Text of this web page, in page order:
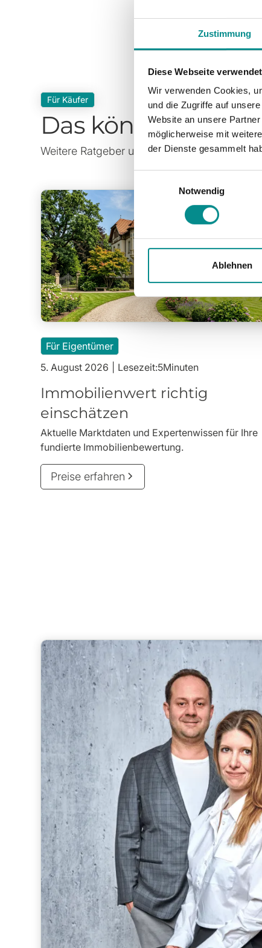
Zustimmung
Diese Webseite
Wir verwenden Cookies,
und die Zugriffe auf
Website an unsere
möglicherweise mit
der Dienste gesammelt
Notwendig
Ablehnen
Für Käufer
Das könnte Sie
Weitere Ratgeber und Tipps rund um
Für Eigentümer
5. August 2026
Lesezeit:5Minuten
Immobilienwert richtig
einschätzen
Aktuelle Marktdaten und Expertenwissen für Ihre
fundierte Immobilienbewertung.
Preise erfahren